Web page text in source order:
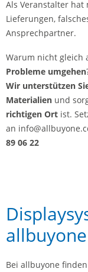
Als Veranstalter hat
Lieferungen,
Ansprechpartner.
Warum nicht gleich
Probleme umgehen
Wir unterstützen
Materialien und
richtigen Ort ist.
an
89 06 22
allbuyone
Bei allbuyone